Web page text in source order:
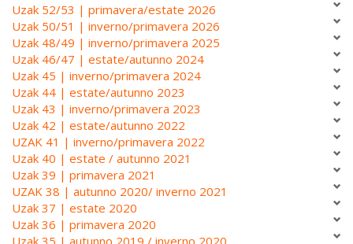
Uzak 52/53 | primavera/estate 2026
Uzak 50/51 | inverno/primavera 2026
Uzak 48/49 | inverno/primavera 2025
Uzak 46/47 | estate/autunno 2024
Uzak 45 | inverno/primavera 2024
Uzak 44 | estate/autunno 2023
Uzak 43 | inverno/primavera 2023
Uzak 42 | estate/autunno 2022
UZAK 41 | inverno/primavera 2022
Uzak 40 | estate / autunno 2021
Uzak 39 | primavera 2021
UZAK 38 | autunno 2020/ inverno 2021
Uzak 37 | estate 2020
Uzak 36 | primavera 2020
Uzak 35 | autunno 2019 / inverno 2020